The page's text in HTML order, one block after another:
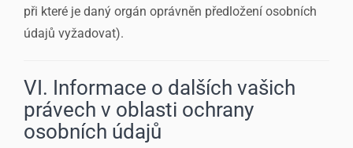
při které je daný orgán oprávněn předložení osobních
údajů vyžadovat).
VI. Informace o dalších vašich
právech v oblasti ochrany
osobních údajů